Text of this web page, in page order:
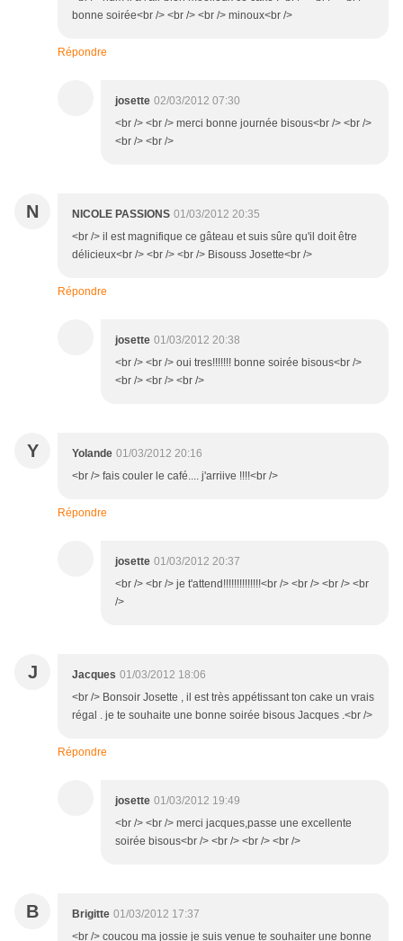
bonne soirée<br /> <br /> <br /> minoux<br />
Répondre
josette 02/03/2012 07:30
<br /> <br /> merci bonne journée bisous<br /> <br />
<br /> <br />
N NICOLE PASSIONS 01/03/2012 20:35
<br /> il est magnifique ce gâteau et suis sûre qu'il doit être
délicieux<br /> <br /> <br /> Bisouss Josette<br />
Répondre
josette 01/03/2012 20:38
<br /> <br /> oui tres!!!!!!! bonne soirée bisous<br />
<br /> <br /> <br />
Y Yolande 01/03/2012 20:16
<br /> fais couler le café.... j'arriive !!!!<br />
Répondre
josette 01/03/2012 20:37
<br /> <br /> je t'attend!!!!!!!!!!!!!!<br /> <br /> <br /> <br
/>
J Jacques 01/03/2012 18:06
<br /> Bonsoir Josette , il est très appétissant ton cake un vrais
régal . je te souhaite une bonne soirée bisous Jacques .<br />
Répondre
josette 01/03/2012 19:49
<br /> <br /> merci jacques,passe une excellente
soirée bisous<br /> <br /> <br /> <br />
B Brigitte 01/03/2012 17:37
<br /> coucou ma jossie je suis venue te souhaiter une bonne